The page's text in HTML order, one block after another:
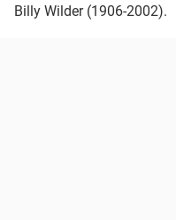
Billy Wilder (1906-2002).